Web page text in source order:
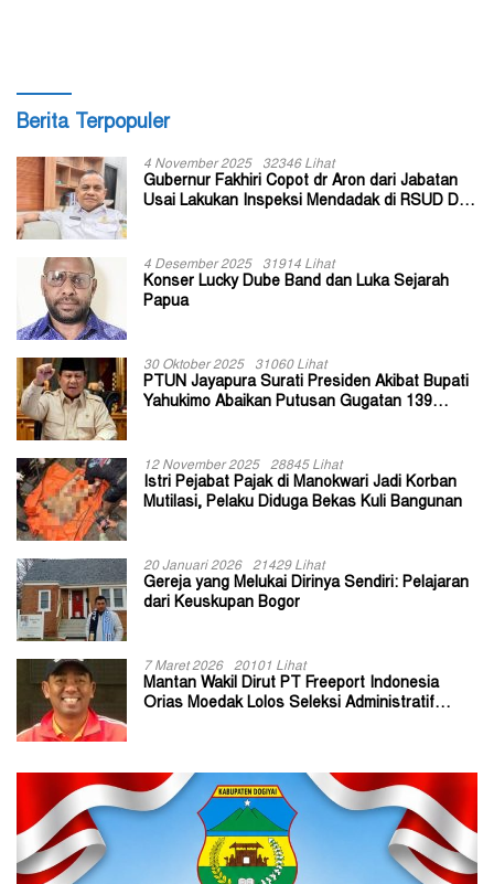
Berita Terpopuler
4 November 2025 32346 Lihat
Gubernur Fakhiri Copot dr Aron dari Jabatan
Usai Lakukan Inspeksi Mendadak di RSUD Dok
4 Desember 2025 31914 Lihat
Konser Lucky Dube Band dan Luka Sejarah
Papua
30 Oktober 2025 31060 Lihat
PTUN Jayapura Surati Presiden Akibat Bupati
Yahukimo Abaikan Putusan Gugatan 139
12 November 2025 28845 Lihat
Istri Pejabat Pajak di Manokwari Jadi Korban
Mutilasi, Pelaku Diduga Bekas Kuli Bangunan
20 Januari 2026 21429 Lihat
Gereja yang Melukai Dirinya Sendiri: Pelajaran
dari Keuskupan Bogor
7 Maret 2026 20101 Lihat
Mantan Wakil Dirut PT Freeport Indonesia
Orias Moedak Lolos Seleksi Administratif